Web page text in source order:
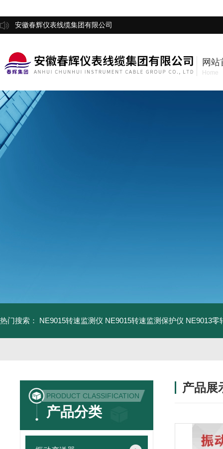
安徽春辉仪表线缆集团有限公司
网站
Home
热门搜索： NE9015转速监测仪 NE9015转速监测保护仪 NE9013零
PRODUCT CLASSIFICATION
产品分类
产品展